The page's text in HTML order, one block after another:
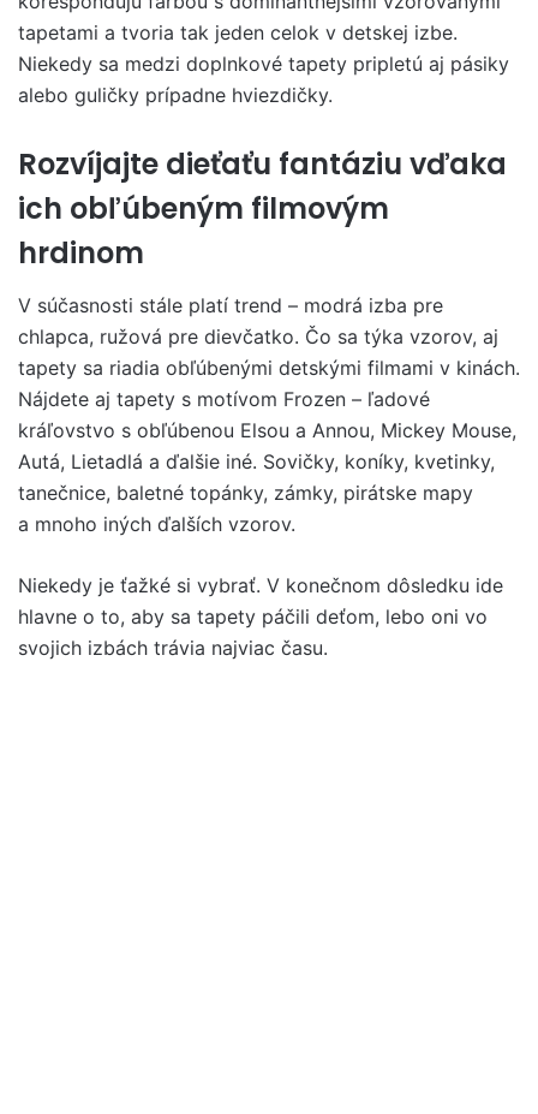
tapetami a tvoria tak jeden celok v detskej izbe.
Niekedy sa medzi doplnkové tapety pripletú aj pásiky
alebo guličky prípadne hviezdičky.
Rozvíjajte dieťaťu fantáziu vďaka
ich obľúbeným filmovým
hrdinom
V súčasnosti stále platí trend – modrá izba pre
chlapca, ružová pre dievčatko. Čo sa týka vzorov, aj
tapety sa riadia obľúbenými detskými filmami v kinách.
Nájdete aj tapety s motívom Frozen – ľadové
kráľovstvo s obľúbenou Elsou a Annou, Mickey Mouse,
Autá, Lietadlá a ďalšie iné. Sovičky, koníky, kvetinky,
tanečnice, baletné topánky, zámky, pirátske mapy
a mnoho iných ďalších vzorov.
Niekedy je ťažké si vybrať. V konečnom dôsledku ide
hlavne o to, aby sa tapety páčili deťom, lebo oni vo
svojich izbách trávia najviac času.